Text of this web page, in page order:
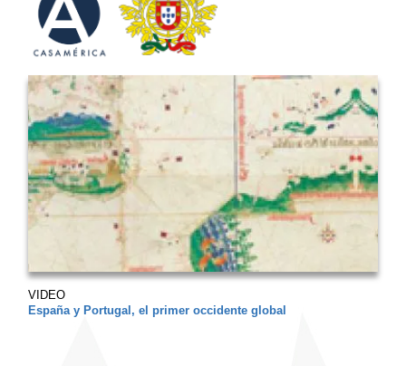
VIDEO
España y Portugal, el primer occidente global